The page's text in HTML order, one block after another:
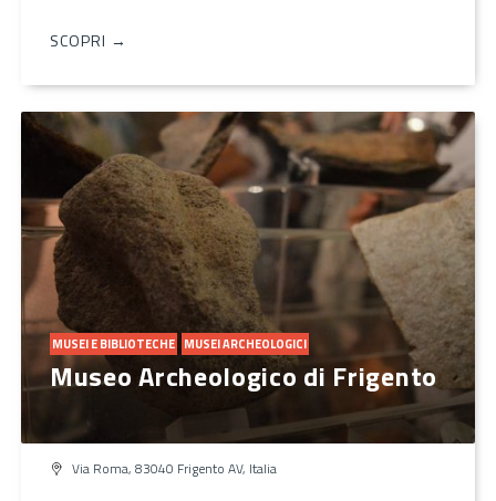
SCOPRI →
MUSEI E BIBLIOTECHE MUSEI ARCHEOLOGICI
Museo Archeologico di Frigento
Via Roma, 83040 Frigento AV, Italia